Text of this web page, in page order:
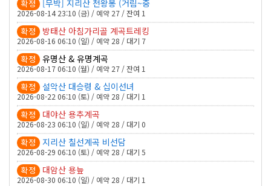
확정 [무박] 지리산 천왕봉 (거림~중
2026-08-14 23:10 (금) / 예약 27 / 잔여 1
확정 방태산 아침가리골 계곡트레킹
2026-08-16 06:10 (일) / 예약 28 / 대기 7
확정 유명산 & 유명계곡
2026-08-17 06:10 (월) / 예약 27 / 잔여 1
확정 설악산 대승령 & 십이선녀
2026-08-22 06:10 (토) / 예약 28 / 대기 1
확정 대야산 용추계곡
2026-08-23 06:10 (일) / 예약 28 / 대기 0
확정 지리산 칠선계곡 비선담
2026-08-29 06:10 (토) / 예약 28 / 대기 5
확정 대암산 용늪
2026-08-30 06:10 (일) / 예약 28 / 대기 1